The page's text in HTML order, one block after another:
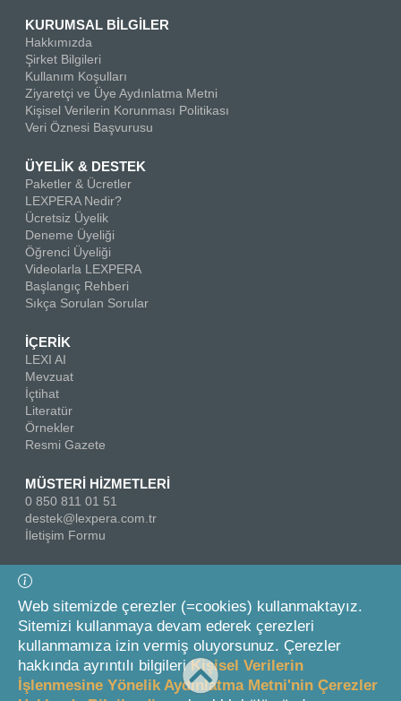
KURUMSAL BİLGİLER
Hakkımızda
Şirket Bilgileri
Kullanım Koşulları
Ziyaretçi ve Üye Aydınlatma Metni
Kişisel Verilerin Korunması Politikası
Veri Öznesi Başvurusu
ÜYELİK & DESTEK
Paketler & Ücretler
LEXPERA Nedir?
Ücretsiz Üyelik
Deneme Üyeliği
Öğrenci Üyeliği
Videolarla LEXPERA
Başlangıç Rehberi
Sıkça Sorulan Sorular
İÇERİK
LEXI AI
Mevzuat
İçtihat
Literatür
Örnekler
Resmi Gazete
MÜSTERİ HİZMETLERİ
0 850 811 01 51
destek@lexpera.com.tr
İletişim Formu
Bizi Takip Edin
Web sitemizde çerezler (=cookies) kullanmaktayız.
Sitemizi kullanmaya devam ederek çerezleri
kullanmamıza izin vermiş oluyorsunuz. Çerezler
hakkında ayrıntılı bilgileriKişisel Verilerin
İşlenmesine Yönelik Aydınlatma Metni'nin Çerezler